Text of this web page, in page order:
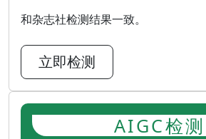
和杂志社检测结果一致。
立即检测
AIGC检测